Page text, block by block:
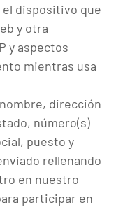
dispositivo que
y otra
y aspectos
mientras usa
dirección
número(s)
puesto y
rellenando
en nuestro
participar en